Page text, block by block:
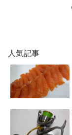
人気記事